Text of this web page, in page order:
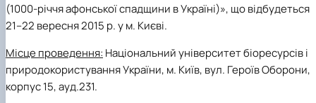
(1000-річчя афонської спадщини в Україні)», що відбудеться
21–22 вересня 2015 р. ум. Києві.
Місце проведення: Національний університет біоресурсів і
природокористування України, м. Київ, вул. Героїв Оборони,
корпус 15, ауд.231.